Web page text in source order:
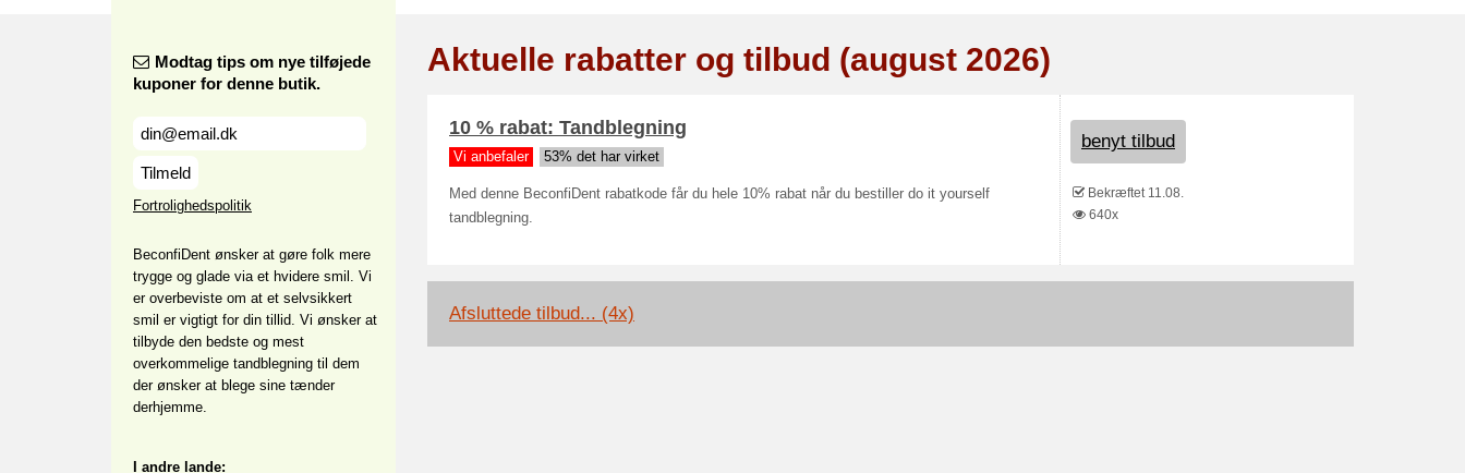
Modtag tips om nye tilføjede
kuponer for denne butik.
Tilmeld
Fortrolighedspolitik
BeconfiDent ønsker at gøre folk mere
trygge og glade via et hvidere smil. Vi
er overbeviste om at et selvsikkert
smil er vigtigt for din tillid. Vi ønsker at
tilbyde den bedste og mest
overkommelige tandblegning til dem
der ønsker at blege sine tænder
derhjemme.
I andre lande:
Aktuelle rabatter og tilbud (august 2026)
10 % rabat: Tandblegning
Vi anbefaler 53% det har virket
Med denne BeconfiDent rabatkode får du hele 10% rabat når du bestiller do it yourself
tandblegning.
benyt tilbud
Bekræftet 11.08.
640x
Afsluttede tilbud... (4x)